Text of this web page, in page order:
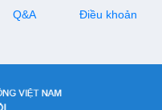
Q&A Điều khoản